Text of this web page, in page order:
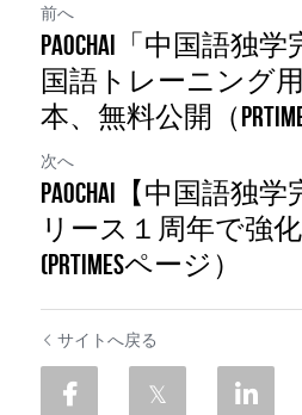
前へ
PaoChai「中国語独
国語トレーニング
本、無料公開（
次へ
PaoChai【中国語独
リース１周年で強
(PRTIMESページ）
サイトへ戻る